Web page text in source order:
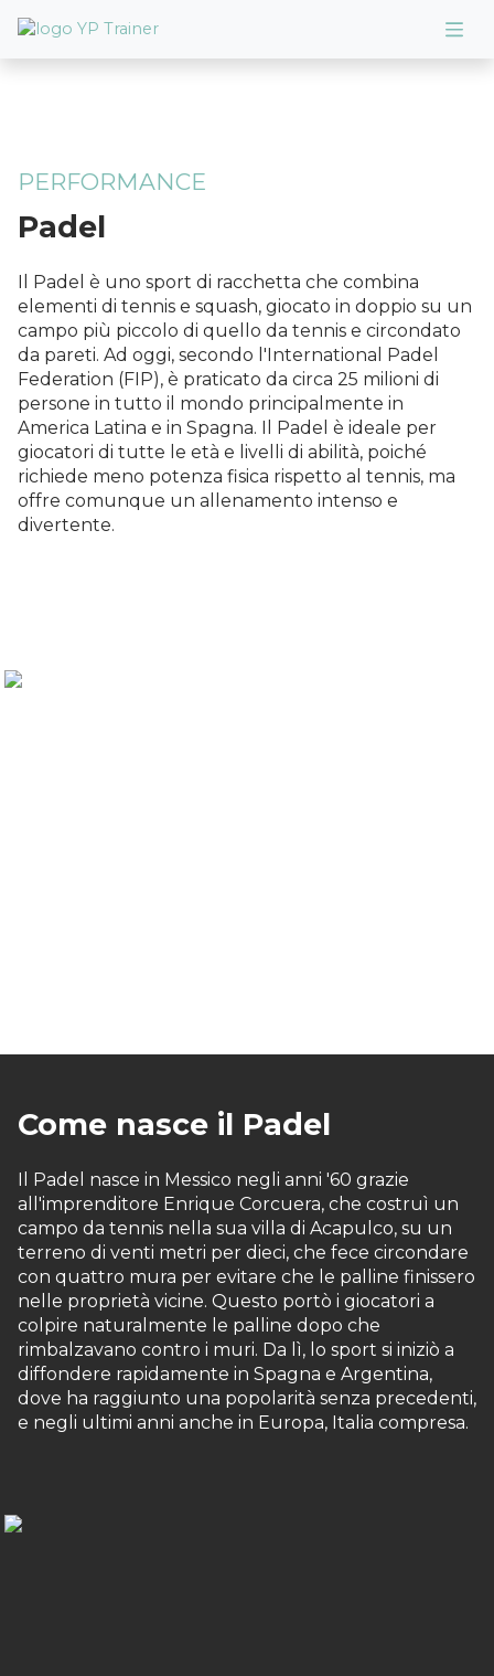
PERFORMANCE
Padel
Il Padel è uno sport di racchetta che combina
elementi di tennis e squash, giocato in doppio su un
campo più piccolo di quello da tennis e circondato
da pareti. Ad oggi, secondo l'International Padel
Federation (FIP), è praticato da circa 25 milioni di
persone in tutto il mondo principalmente in
America Latina e in Spagna. Il Padel è ideale per
giocatori di tutte le età e livelli di abilità, poiché
richiede meno potenza fisica rispetto al tennis, ma
offre comunque un allenamento intenso e
divertente.
Come nasce il Padel
Il Padel nasce in Messico negli anni '60 grazie
all'imprenditore Enrique Corcuera, che costruì un
campo da tennis nella sua villa di Acapulco, su un
terreno di venti metri per dieci, che fece circondare
con quattro mura per evitare che le palline finissero
nelle proprietà vicine. Questo portò i giocatori a
colpire naturalmente le palline dopo che
rimbalzavano contro i muri. Da lì, lo sport si iniziò a
diffondere rapidamente in Spagna e Argentina,
dove ha raggiunto una popolarità senza precedenti,
e negli ultimi anni anche in Europa, Italia compresa.